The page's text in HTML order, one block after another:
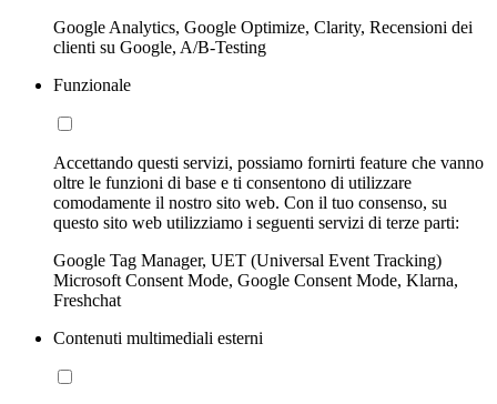
Google Analytics, Google Optimize, Clarity, Recensioni dei
clienti su Google, A/B-Testing
Funzionale
Accettando questi servizi, possiamo fornirti feature che vanno
oltre le funzioni di base e ti consentono di utilizzare
comodamente il nostro sito web. Con il tuo consenso, su
questo sito web utilizziamo i seguenti servizi di terze parti:
Google Tag Manager, UET (Universal Event Tracking)
Microsoft Consent Mode, Google Consent Mode, Klarna,
Freshchat
Contenuti multimediali esterni